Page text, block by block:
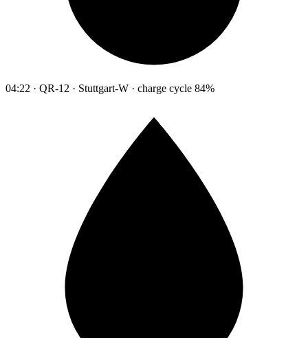
04:22 · QR-12 · Stuttgart-W · charge cycle 84%